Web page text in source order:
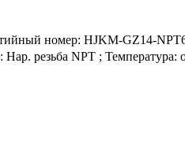
номер: HJKM-GZ14-
резьба NPT ;